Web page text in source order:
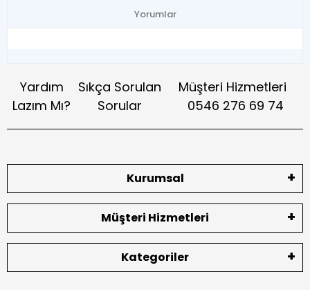
Yorumlar
Yardım
Lazım Mı?
Sıkça Sorulan
Sorular
Müşteri Hizmetleri
0546 276 69 74
Kurumsal
Müşteri Hizmetleri
Kategoriler